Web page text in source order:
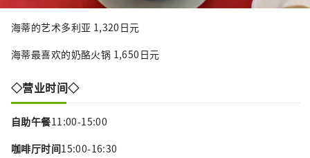
海蒂的艺术多利亚 1,320日元
海蒂最喜欢的奶酪火锅 1,650日元
◇营业时间◇
自助午餐11:00-15:00
咖啡厅时间15:00-16:30